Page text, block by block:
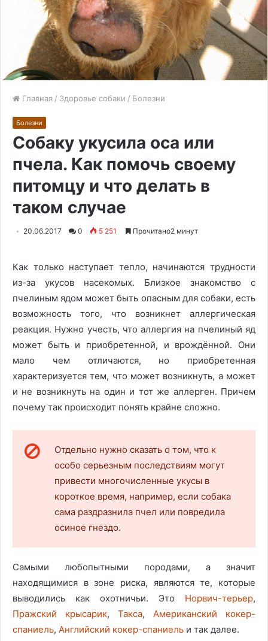
Главная / Здоровье собаки / Болезни
Болезни
Собаку укусила оса или
пчела. Как помочь своему
питомцу и что делать в
таком случае
20.06.2017 0 5 251 Прочитано2 минут
Как только наступает тепло, начинаются трудности
из-за укусов насекомых. Близкое знакомство с
пчелиным ядом может быть опасным для собаки, есть
возможность того, что возникнет аллергическая
реакция. Нужно учесть, что аллергия на пчелиный яд
может быть и приобретенной, и врождённой. Они
мало чем отличаются, но приобретенная
характеризуется тем, что может возникнуть, а может
и не возникнуть на один и тот же аллерген. Причем
почему так происходит понять крайне сложно.
Отдельно нужно сказать о том, что к
особо серьезным последствиям могут
привести многочисленные укусы в
короткое время, например, если собака
сама раздразнила пчел или повредила
осиное гнездо.
Самыми любопытными породами, а значит
находящимися в зоне риска, являются те, которые
выводились как охотничьи. Это Норвич-терьер,
Пражский крысарик, Такса, Американский кокер-
спаниель, Английский кокер-спаниель и так далее.